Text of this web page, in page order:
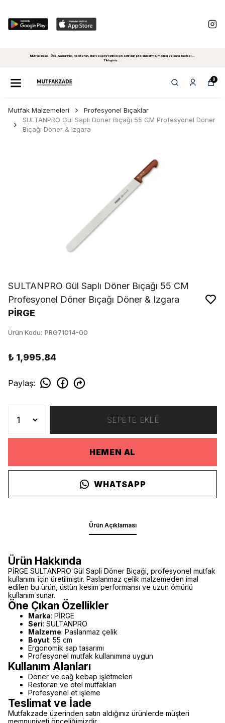
Mutfakzade - Özel Alanlariniz, Restoran, Bar ve Cafe'leriniz için sıfırdan projelendirme, montaj ve daha fazlasi...
Tiklayiniz...
0
Mutfak Malzemeleri
Profesyonel Bıçaklar
SULTANPRO Gül Saplı Döner Bıçağı 55 CM Profesyonel Döner
Bıçağı Döner & Izgara
SULTANPRO Gül Saplı Döner Bıçağı 55 CM
Profesyonel Döner Bıçağı Döner & Izgara
PİRGE
Ürün Kodu: PRG71014-00
₺ 1,995.84
Paylaş:
SEPETE EKLE
HEMEN AL
WHATSAPP
Ürün Açıklaması
Ürün Hakkında
PİRGE SULTANPRO Gül Sapli Döner Biçaği, profesyonel mutfak
kullanımı için üretilmiştir. Paslanmaz çelik malzemeden imal
edilen bu ürün, üstün kesim performansı ve uzun ömürlü
kullanım sunar.
Öne Çıkan Özellikler
Marka: PİRGE
Seri: SULTANPRO
Malzeme: Paslanmaz çelik
Boyut: 55 cm
Ergonomik sap tasarımı
Profesyonel mutfak kullanımına uygun
Kullanım Alanları
Döner ve cağ kebap işletmeleri
Restoran ve otel mutfakları
Profesyonel et işleme
Teslimat ve İade
Mutfakzade üzerinden satın aldığınız ürünlerde müşteri
memnuniyeti önceliğimizdir.